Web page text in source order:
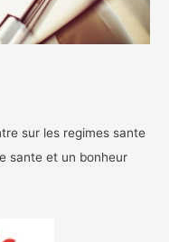
sur les regimes sante
sante et un bonheur